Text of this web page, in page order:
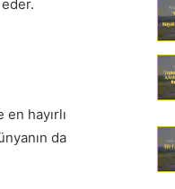
hayırlı
da